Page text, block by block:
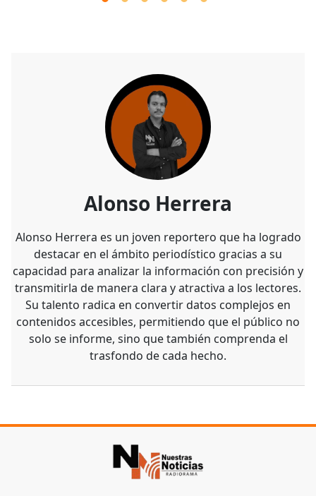
Alonso Herrera
Alonso Herrera es un joven reportero que ha logrado
destacar en el ámbito periodístico gracias a su
capacidad para analizar la información con precisión y
transmitirla de manera clara y atractiva a los lectores.
Su talento radica en convertir datos complejos en
contenidos accesibles, permitiendo que el público no
solo se informe, sino que también comprenda el
trasfondo de cada hecho.